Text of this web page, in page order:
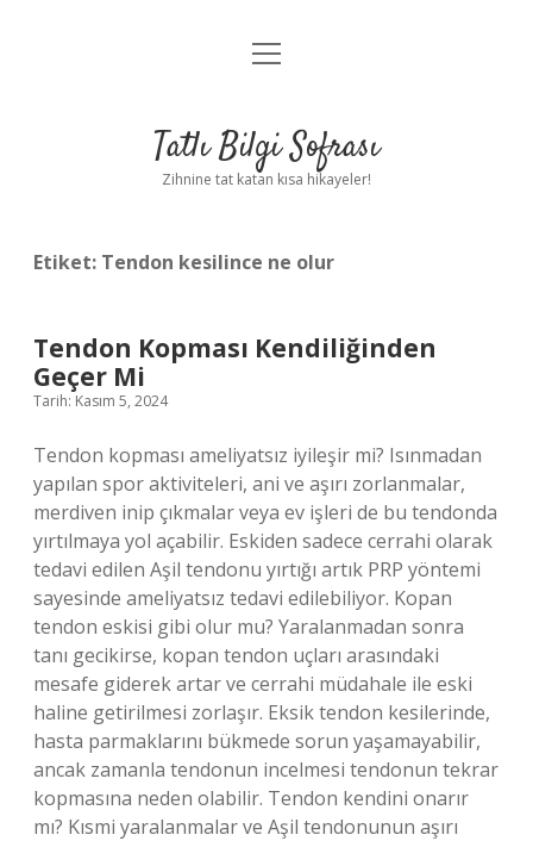
Anasayfa
Yasal Uyarı
menüyü
Tatlı Bilgi Sofrası
Zihnine tat katan kısa hikayeler!
Etiket: Tendon kesilince ne olur
Tendon Kopması Kendiliğinden
Geçer Mi
Tarih: Kasım 5, 2024
Tendon kopması ameliyatsız iyileşir mi? Isınmadan
yapılan spor aktiviteleri, ani ve aşırı zorlanmalar,
merdiven inip çıkmalar veya ev işleri de bu tendonda
yırtılmaya yol açabilir. Eskiden sadece cerrahi olarak
tedavi edilen Aşil tendonu yırtığı artık PRP yöntemi
sayesinde ameliyatsız tedavi edilebiliyor. Kopan
tendon eskisi gibi olur mu? Yaralanmadan sonra
tanı gecikirse, kopan tendon uçları arasındaki
mesafe giderek artar ve cerrahi müdahale ile eski
haline getirilmesi zorlaşır. Eksik tendon kesilerinde,
hasta parmaklarını bükmede sorun yaşamayabilir,
ancak zamanla tendonun incelmesi tendonun tekrar
kopmasına neden olabilir. Tendon kendini onarır
mı? Kısmi yaralanmalar ve Aşil tendonunun aşırı